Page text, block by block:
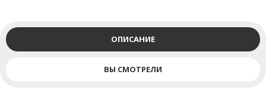
ОПИСАНИЕ
ВЫ СМОТРЕЛИ